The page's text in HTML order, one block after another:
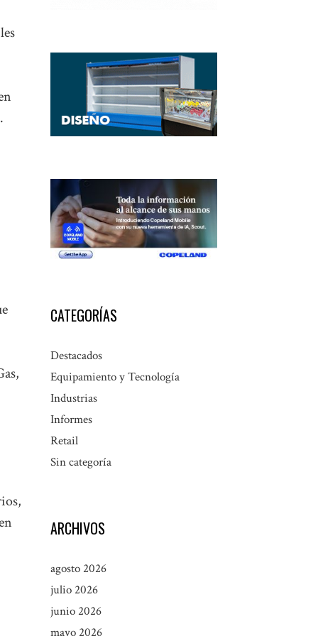
CATEGORÍAS
Destacados
Equipamiento y Tecnología
Industrias
Informes
Retail
Sin categoría
ARCHIVOS
agosto 2026
julio 2026
junio 2026
mayo 2026